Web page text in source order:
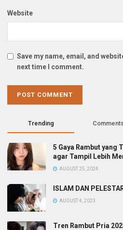
Website
Save my name, email, and
next time I comment.
Trending
5 Gaya Rambut yang
agar Tampil Lebih
AUGUST 25, 2024
ISLAM DAN
AUGUST 4, 2023
Tren Rambut Pria